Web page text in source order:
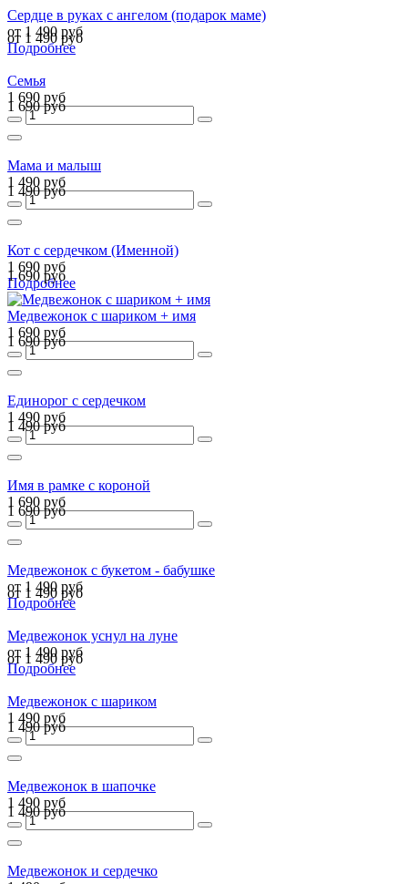
Сердце в руках с ангелом (подарок маме)
от 1 490 руб
от 1 490 руб
Подробнее
Семья
1 690 руб
1 690 руб
Мама и малыш
1 490 руб
1 490 руб
Кот с сердечком (Именной)
1 690 руб
1 690 руб
Подробнее
Медвежонок с шариком + имя
1 690 руб
1 690 руб
Единорог с сердечком
1 490 руб
1 490 руб
Имя в рамке с короной
1 690 руб
1 690 руб
Медвежонок с букетом - бабушке
от 1 490 руб
от 1 490 руб
Подробнее
Медвежонок уснул на луне
от 1 490 руб
от 1 490 руб
Подробнее
Медвежонок с шариком
1 490 руб
1 490 руб
Медвежонок в шапочке
1 490 руб
1 490 руб
Медвежонок и сердечко